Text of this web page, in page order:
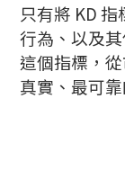
只有將 KD
行為、以及
這個指標，
真實、最可